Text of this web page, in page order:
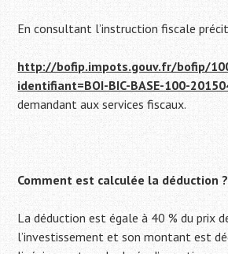
En consultant l’instruction fiscale
http://bofip.impots.gouv.fr/bofip/
identifiant=BOI-BIC-BASE-100-
demandant aux services fiscaux.
Comment est calculée la déduction ?
La déduction est égale à 40 % du prix
l’investissement et son montant est